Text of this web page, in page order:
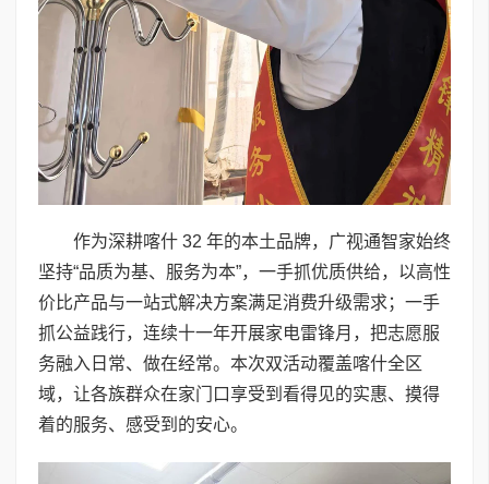
作为深耕喀什 32 年的本土品牌，广视通智家始终
坚持“品质为基、服务为本”，一手抓优质供给，以高性
价比产品与一站式解决方案满足消费升级需求；一手
抓公益践行，连续十一年开展家电雷锋月，把志愿服
务融入日常、做在经常。本次双活动覆盖喀什全区
域，让各族群众在家门口享受到看得见的实惠、摸得
着的服务、感受到的安心。